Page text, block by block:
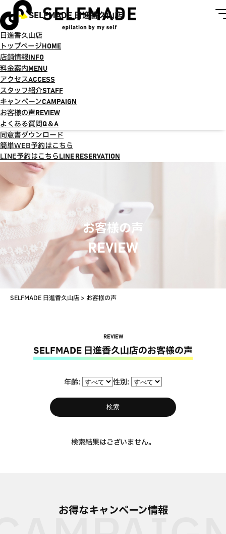
SELFMADE 日進香久山店
日進香久山店
トップページ HOME
店舗情報 INFO
料金案内 MENU
アクセスACCESS
スタッフ紹介STAFF
キャンペーンCAMPAIGN
お客様の声 REVIEW
よくある質問Q＆A
同意書ダウンロード
簡単WEB予約はこちら
LINE予約はこちら LINE RESERVATION
お客様の声
REVIEW
SELFMADE 日進香久山店 > お客様の声
REVIEW
SELFMADE 日進香久山店のお客様の声
年齢: 性別:
検索
検索結果はございません。
お得なキャンペーン情報